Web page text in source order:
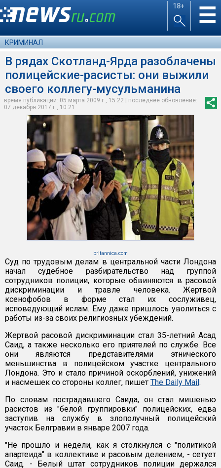
18+ ☰
КРИМИНАЛ
В рядах Скотланд-Ярда разоблачены
полицейские-расисты: они выжили
своего коллегу-мусульманина
время публикации: 05 марта 2009 г., 15:22 | последнее обновление:
07 декабря 2017 г., 10:21
britannica.com
Суд по трудовым делам в центральной части Лондона
начал судебное разбирательство над группой
сотрудников полиции, которые обвиняются в расовой
дискриминации и травле человека. Жертвой
ксенофобов в форме стал их сослуживец,
исповедующий ислам. Ему даже пришлось уволиться с
работы из-за своих религиозных убеждений.
Жертвой расовой дискриминации стал 35-летний Асад
Саид, а также несколько его приятелей по службе. Все
они являются представителями этнического
меньшинства в полицейском участке центрального
Лондона. Это и стало причиной оскорблений, унижений
и насмешек со стороны коллег, пишет The Daily Mail.
По словам пострадавшего Саида, он стал мишенью
расистов из "белой группировки" полицейских, едва
заступив на службу в злополучный полицейский
участок Белгравии в январе 2007 года.
"Не прошло и недели, как я столкнулся с "политикой
апартеида" в коллективе и расовым делением, - сетует
Саид. - Белый штат сотрудников полиции держался